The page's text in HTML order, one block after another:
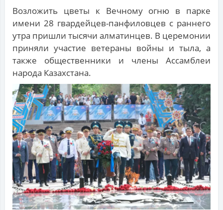
Возложить цветы к Вечному огню в парке
имени 28 гвардейцев-панфиловцев с раннего
утра пришли тысячи алматинцев. В церемонии
приняли участие ветераны войны и тыла, а
также общественники и члены Ассамблеи
народа Казахстана.